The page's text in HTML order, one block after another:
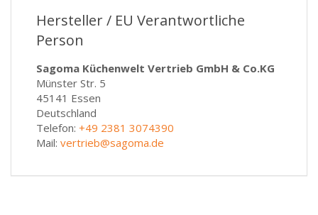
Hersteller / EU Verantwortliche
Person
Sagoma Küchenwelt Vertrieb GmbH & Co.KG
Münster Str. 5
45141 Essen
Deutschland
Telefon: +49 2381 3074390
Mail: vertrieb@sagoma.de